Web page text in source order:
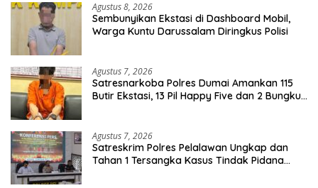
Agustus 8, 2026
Sembunyikan Ekstasi di Dashboard Mobil,
Warga Kuntu Darussalam Diringkus Polisi
Agustus 7, 2026
Satresnarkoba Polres Dumai Amankan 115
Butir Ekstasi, 13 Pil Happy Five dan 2 Bungkus
Agustus 7, 2026
Satreskrim Polres Pelalawan Ungkap dan
Tahan 1 Tersangka Kasus Tindak Pidana